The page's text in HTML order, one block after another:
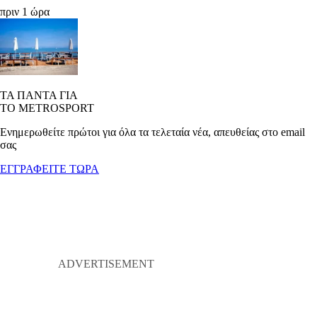
πριν 1 ώρα
ΤΑ ΠΑΝΤΑ ΓΙΑ
ΤΟ METROSPORT
Ενημερωθείτε πρώτοι για όλα τα τελεταία νέα, απευθείας στο email
σας
ΕΓΓΡΑΦΕΙΤΕ ΤΩΡΑ